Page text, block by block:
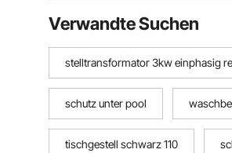
Verwandte Suchen
stelltransformator 3kw einphasig
schutz unter pool
tischgestell schwarz 110